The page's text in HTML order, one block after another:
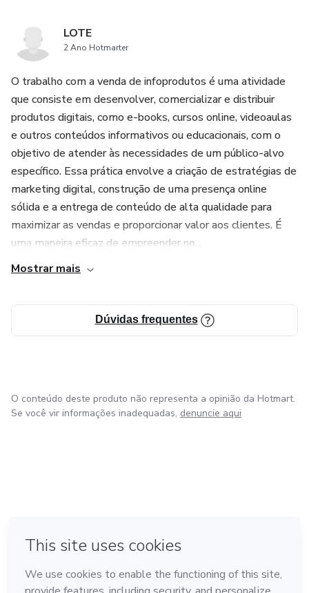
LOTE
2 Ano Hotmarter
O trabalho com a venda de infoprodutos é uma atividade
que consiste em desenvolver, comercializar e distribuir
produtos digitais, como e-books, cursos online, videoaulas
e outros conteúdos informativos ou educacionais, com o
objetivo de atender às necessidades de um público-alvo
específico. Essa prática envolve a criação de estratégias de
marketing digital, construção de uma presença online
sólida e a entrega de conteúdo de alta qualidade para
maximizar as vendas e proporcionar valor aos clientes. É
uma maneira eficaz de empreender no...
Mostrar mais
Dúvidas frequentes
O conteúdo deste produto não representa a opinião da Hotmart.
Se você vir informações inadequadas, denuncie aqui
Feito com ❤ em Bogotá